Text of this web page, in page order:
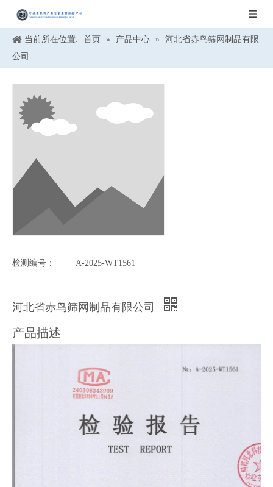
当前所在位置: 首页 » 产品中心 »
河北省赤鸟筛网制品有限
公司
检测编号： A-2025-WT1561
河北省赤鸟筛网制品有限公司
产品描述